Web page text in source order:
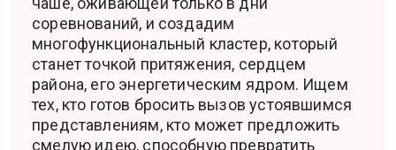
соревнований, и создадим
многофункциональный кластер, который
станет точкой притяжения, сердцем
района, его энергетическим ядром. Ищем
тех, кто готов бросить вызов устоявшимся
представлениям, кто может предложить
смелую идею, способную превратить